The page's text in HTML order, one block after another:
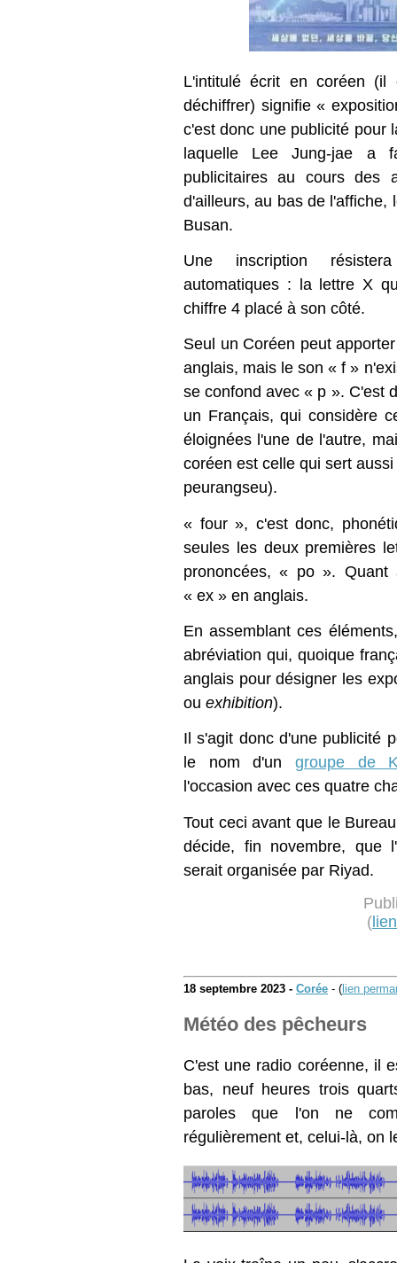
L'intitulé écrit en coréen
déchiffrer) signifie «
c'est donc une publicité pour
laquelle Lee Jung-jae a
publicitaires au cours des
d'ailleurs, au bas de l'affiche,
Busan.
Une inscription
automatiques : la lettre X
chiffre 4 placé à son côté.
Seul un Coréen peut
anglais, mais le son « f »
se confond avec « p ». C'est
un Français, qui considère
éloignées l'une de l'autre,
coréen est celle qui sert
peurangseu).
« four », c'est donc,
seules les deux premières
prononcées, « po ».
« ex » en anglais.
En assemblant ces
abréviation qui, quoique
anglais pour désigner les
ou exhibition).
Il s'agit donc d'une publicité
le nom d'un groupe de
l'occasion avec ces quatre
Tout ceci avant que le
décide, fin novembre, que
serait organisée par Riyad.
(
18 septembre 2023 - Corée - (lien
Météo des pêcheurs
C'est une radio coréenne, il
bas, neuf heures trois
paroles que l'on ne
régulièrement et, celui-là, on